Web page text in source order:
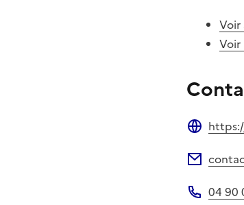
Voir
Voir
04 90